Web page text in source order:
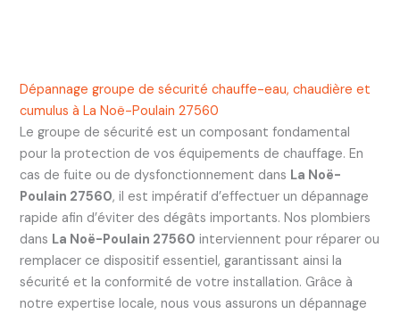
Dépannage groupe de sécurité chauffe-eau, chaudière et
cumulus à La Noë-Poulain 27560
Le groupe de sécurité est un composant fondamental
pour la protection de vos équipements de chauffage. En
cas de fuite ou de dysfonctionnement dans La Noë-
Poulain 27560, il est impératif d’effectuer un dépannage
rapide afin d’éviter des dégâts importants. Nos plombiers
dans La Noë-Poulain 27560 interviennent pour réparer ou
remplacer ce dispositif essentiel, garantissant ainsi la
sécurité et la conformité de votre installation. Grâce à
notre expertise locale, nous vous assurons un dépannage